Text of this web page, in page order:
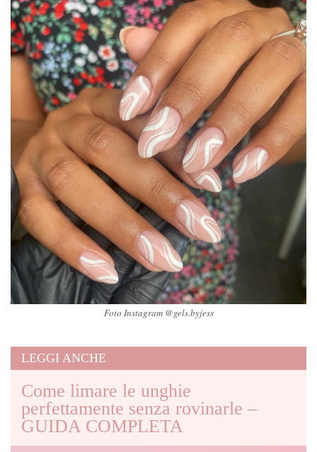
Foto Instagram @gels.byjess
LEGGI ANCHE
Come limare le unghie
perfettamente senza rovinarle –
GUIDA COMPLETA